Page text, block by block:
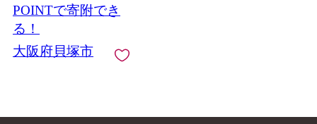
POINTで寄附でき
る！
大阪府貝塚市